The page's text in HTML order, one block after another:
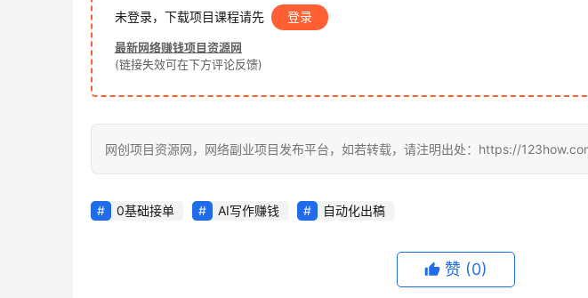
未登录，下载项目课程请先 登录
最新网络赚钱项目资源网
(链接失效可在下方评论反馈)
网创项目资源网，网络副业项目发布平台，如若转载，请注明出处：https://
0基础接单 AI写作赚钱 自动化出稿
赞 (0)